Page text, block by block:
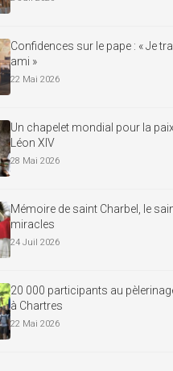
Confidences sur le pape : « Je
ami »
22 Mai 2026
Un chapelet mondial pour la
Léon XIV
28 Mai 2026
Mémoire de saint Charbel, le
miracles
24 Juil 2026
20 000 participants au
à Chartres
22 Mai 2026